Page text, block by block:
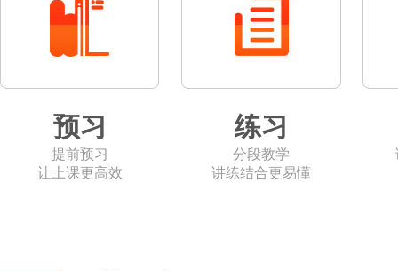
预习
提前预习
让上课更高效
练习
分段教学
讲练结合更易懂